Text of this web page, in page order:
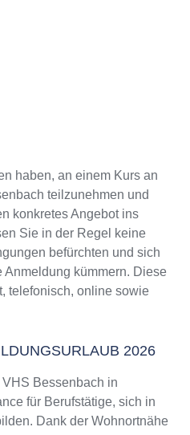
haben, an einem Kurs an
teilzunehmen und
konkretes Angebot ins
Sie in der Regel keine
befürchten und sich
Anmeldung kümmern. Diese
telefonisch, online sowie
2026
Bessenbach in
für Berufstätige, sich in
Dank der Wohnortnähe